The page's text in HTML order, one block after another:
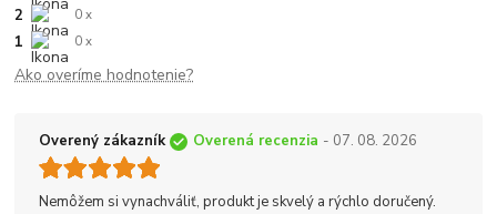
2 0 x
1 0 x
Ako overíme hodnotenie?
Overený zákazník Overená recenzia - 07. 08. 2026
Nemôžem si vynachváliť, produkt je skvelý a rýchlo doručený.